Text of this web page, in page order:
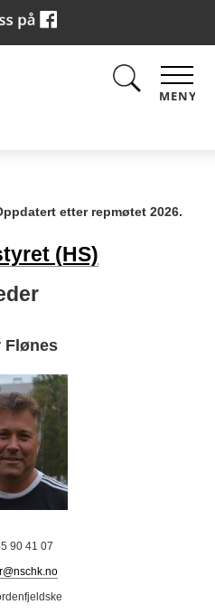
MENY
etter repmøtet 2026.
(HS)
Flønes
90 41 07